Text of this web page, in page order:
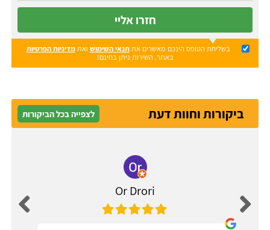
חזרו אליי
בשליחת הטופס הינכם מאשרים אתתנאי השימוש ואתמדיניות הפרטיות
באתר. השירות ניתן בחינם!
ביקורות וחוות דעת לצפייה בכל הביקורות
Or Drori